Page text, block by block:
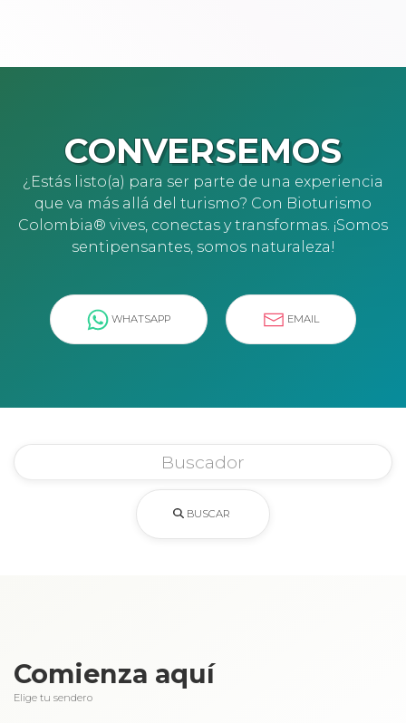
CONVERSEMOS
¿Estás listo(a) para ser parte de una experiencia
que va más allá del turismo? Con Bioturismo
Colombia® vives, conectas y transformas. ¡Somos
sentipensantes, somos naturaleza!
WHATSAPP EMAIL
BUSCAR
Comienza aquí
Elige tu sendero